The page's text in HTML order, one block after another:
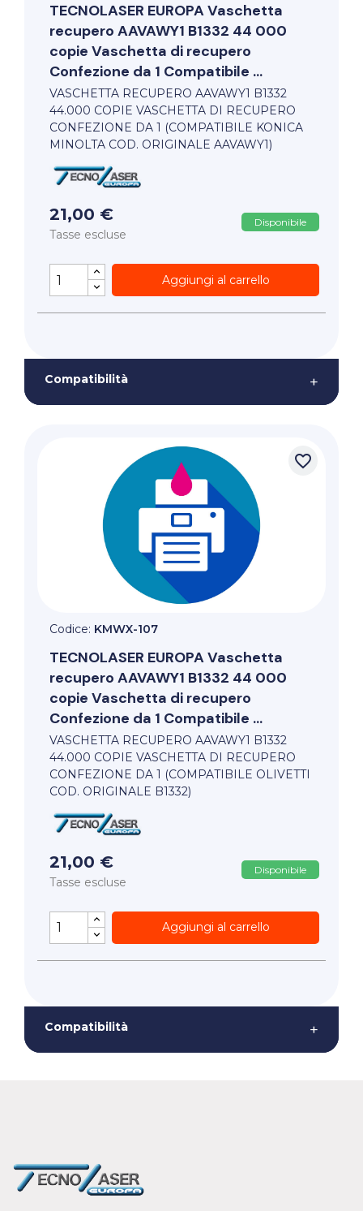
TECNOLASER EUROPAVaschetta
recupero AAVAWY1 B1332 44 000
copie Vaschetta di recupero
Confezione da 1 Compatibile ...
VASCHETTA RECUPERO AAVAWY1 B1332
44.000 COPIE VASCHETTA DI RECUPERO
CONFEZIONE DA 1 (COMPATIBILE KONICA
MINOLTA COD. ORIGINALE AAVAWY1)
21,00 €
Tasse escluse
Disponibile
Aggiungi al carrello
Compatibilità +
favorite_border
Codice: KMWX-107
TECNOLASER EUROPAVaschetta
recupero AAVAWY1 B1332 44 000
copie Vaschetta di recupero
Confezione da 1 Compatibile ...
VASCHETTA RECUPERO AAVAWY1 B1332
44.000 COPIE VASCHETTA DI RECUPERO
CONFEZIONE DA 1 (COMPATIBILE OLIVETTI
COD. ORIGINALE B1332)
21,00 €
Tasse escluse
Disponibile
Aggiungi al carrello
Compatibilità +